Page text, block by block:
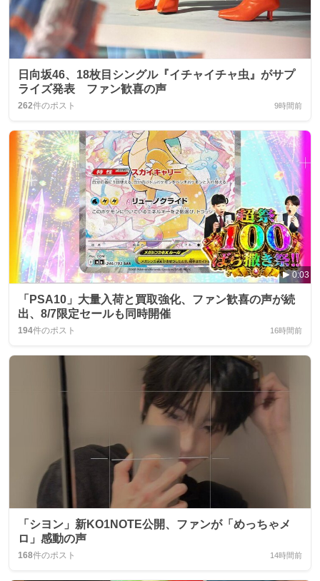
日向坂46、18枚目シングル『イチャイチャ虫』がサプ
ライズ発表 ファン歓喜の声
262件のポスト 9時間前
0:03
「PSA10」大量入荷と買取強化、ファン歓喜の声が続
出、8/7限定セールも同時開催
194件のポスト 16時間前
「シヨン」新KO1NOTE公開、ファンが「めっちゃメ
ロ」感動の声
168件のポスト 14時間前